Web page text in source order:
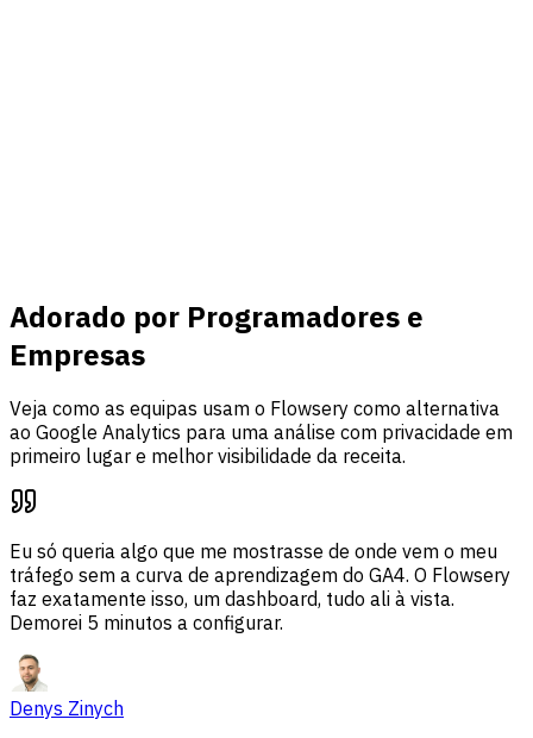
Adorado por Programadores e
Empresas
Veja como as equipas usam o Flowsery como alternativa
ao Google Analytics para uma análise com privacidade em
primeiro lugar e melhor visibilidade da receita.
Eu só queria algo que me mostrasse de onde vem o meu
tráfego sem a curva de aprendizagem do GA4. O Flowsery
faz exatamente isso, um dashboard, tudo ali à vista.
Demorei 5 minutos a configurar.
Denys Zinych